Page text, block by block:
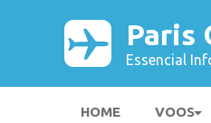
Paris
Essencial
HOME VOOS